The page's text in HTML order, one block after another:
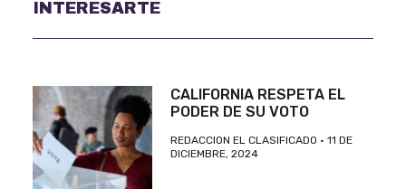
INTERESARTE
CALIFORNIA RESPETA EL
PODER DE SU VOTO
REDACCION EL CLASIFICADO
11 DE
DICIEMBRE, 2024